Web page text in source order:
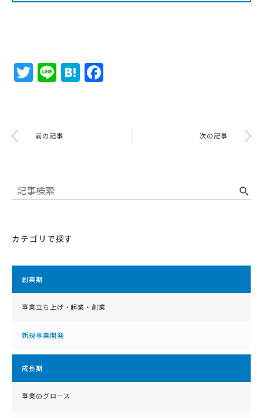
Twitter
LineHatena
前の記事 次の記事
カテゴリで探す
創業期
事業立ち上げ・起業・創業
新規事業開発
成⻑期
事業のグロース